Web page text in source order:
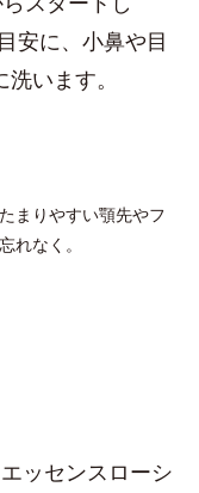
安に、小鼻や目
います。
まりやすい顎先やフ
れなく。
ッセンスローシ